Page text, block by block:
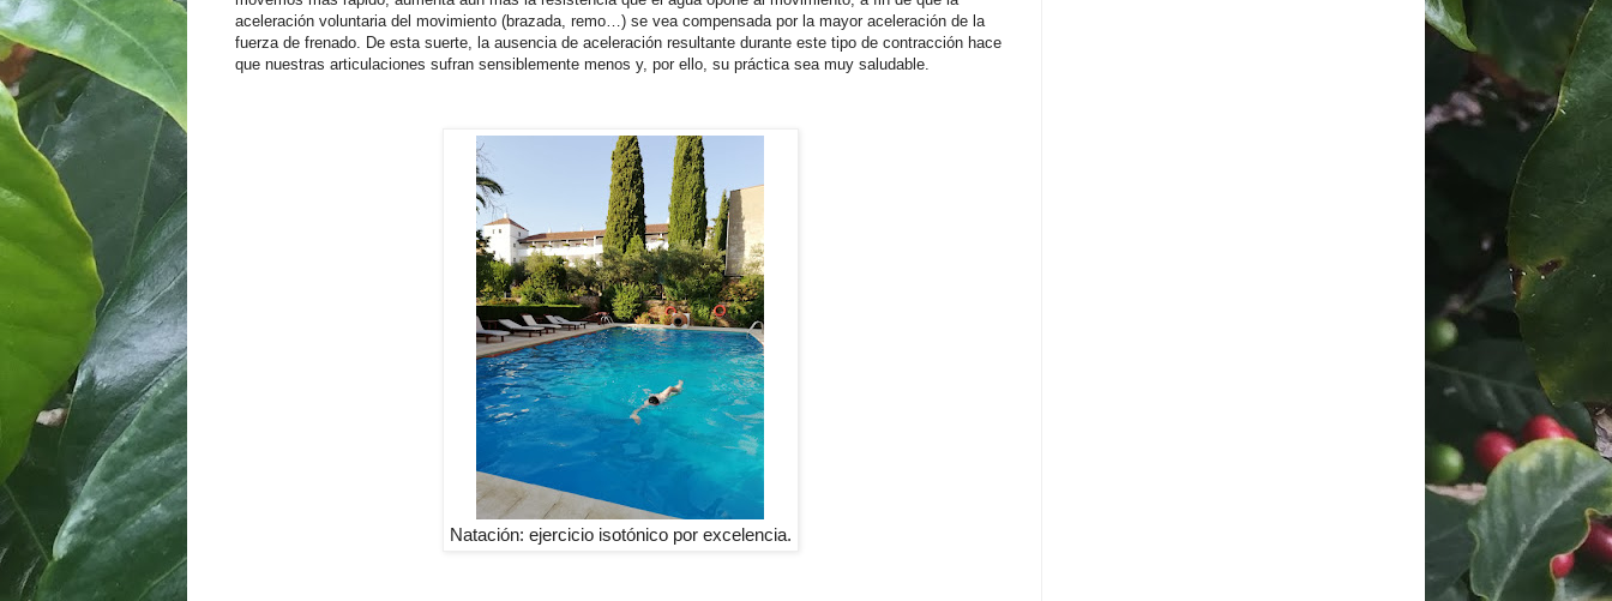
aceleración voluntaria del movimiento (brazada, remo…) se vea compensada por la mayor aceleración de la
fuerza de frenado. De esta suerte, la ausencia de aceleración resultante durante este tipo de contracción hace
que nuestras articulaciones sufran sensiblemente menos y, por ello, su práctica sea muy saludable.
Natación: ejercicio isotónico por excelencia.